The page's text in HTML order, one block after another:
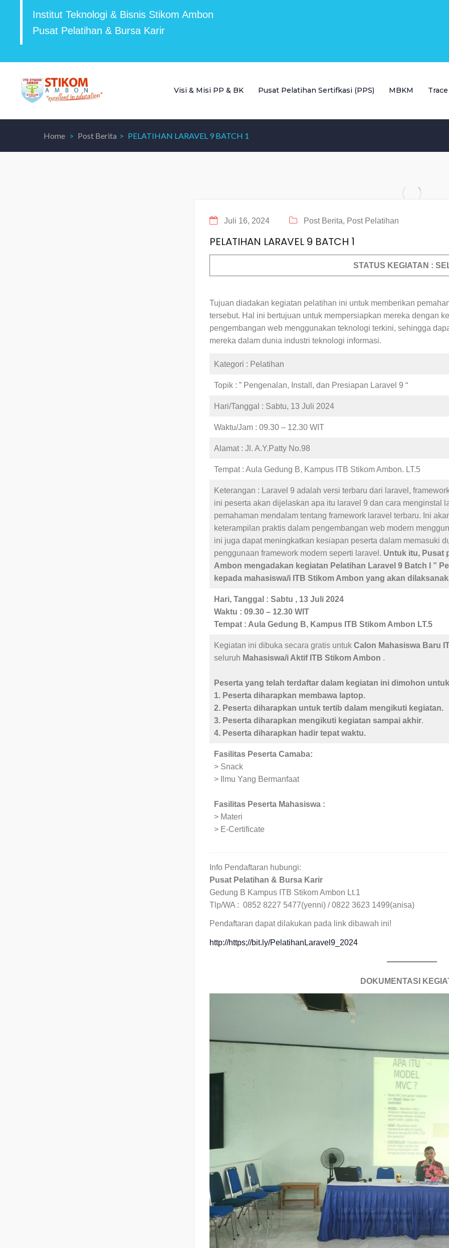
Institut Teknologi & Bisnis Stikom Ambon
Pusat Pelatihan & Bursa Karir
Visi & Misi PP & BK Pusat Pelatihan Sertifkasi (PPS) MBKM
Home Post Berita PELATIHAN LARAVEL 9 BATCH 1
Juli 16, 2024 Post Berita, Post Pelatihan
PELATIHAN LARAVEL 9 BATCH 1
STATUS KEGIATAN :
Tujuan diadakan kegiatan pelatihan ini untuk memberikan
tersebut. Hal ini bertujuan untuk mempersiapkan mereka dengan
pengembangan web menggunakan teknologi terkini, sehingga
mereka dalam dunia industri teknologi informasi.
Kategori : Pelatihan
Topik : ” Pengenalan, Install, dan Presiapan Laravel 9 “
Hari/Tanggal : Sabtu, 13 Juli 2024
Waktu/Jam : 09.30 – 12.30 WIT
Alamat : Jl. A.Y.Patty No.98
Tempat : Aula Gedung B, Kampus ITB Stikom Ambon. LT.5
Keterangan : Laravel 9 adalah versi terbaru dari laravel,
ini peserta akan dijelaskan apa itu laravel 9 dan cara menginstal
pemahaman mendalam tentang framework laravel terbaru. Ini
keterampilan praktis dalam pengembangan web modern
ini juga dapat meningkatkan kesiapan peserta dalam memasuki
penggunaan framework modern seperti laravel. Untuk itu, Pusat
Ambon mengadakan kegiatan Pelatihan Laravel 9 Batch I ”
kepada mahasiswa/i ITB Stikom Ambon yang akan
Hari, Tanggal : Sabtu , 13 Juli 2024
Waktu : 09.30 – 12.30 WIT
Tempat : Aula Gedung B, Kampus ITB Stikom Ambon LT.5
Kegiatan ini dibuka secara gratis untuk Calon Mahasiswa Baru
seluruh Mahasiswa/i Aktif ITB Stikom Ambon .
Peserta yang telah terdaftar dalam kegiatan ini dimohon
1. Peserta diharapkan membawa laptop.
2. Peserta diharapkan untuk tertib dalam mengikuti kegiatan.
3. Peserta diharapkan mengikuti kegiatan sampai akhir.
4. Peserta diharapkan hadir tepat waktu.
Fasilitas Peserta Camaba:
> Snack
> Ilmu Yang Bermanfaat
Fasilitas Peserta Mahasiswa :
> Materi
> E-Certificate
Info Pendaftaran hubungi:
Pusat Pelatihan & Bursa Karir
Gedung B Kampus ITB Stikom Ambon Lt.1
Tlp/WA : 0852 8227 5477(yenni) / 0822 3623 1499(anisa)
Pendaftaran dapat dilakukan pada link dibawah ini!
http://https;//bit.ly/PelatihanLaravel9_2024
DOKUMENTASI